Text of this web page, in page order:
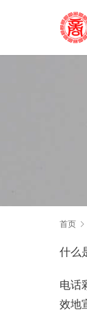
首页
什么
电话
效地